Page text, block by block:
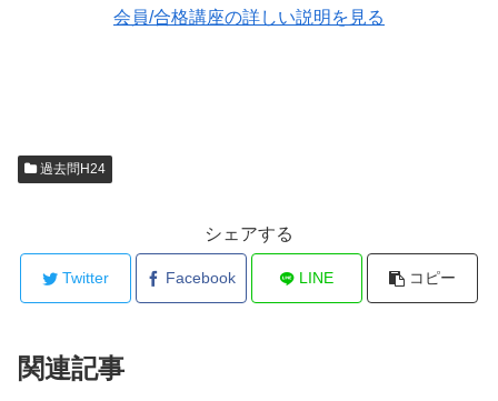
会員/合格講座の詳しい説明を見る
過去問H24
シェアする
Twitter Facebook LINE コピー
関連記事